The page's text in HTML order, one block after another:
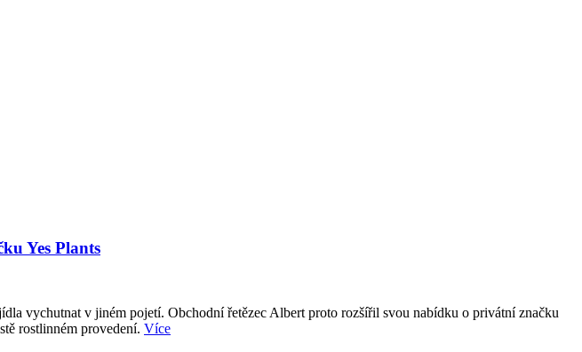
Yes Plants
vychutnat v jiném pojetí. Obchodní řetězec Albert proto rozšířil svou nabídku o privátní značku
rostlinném provedení. Více